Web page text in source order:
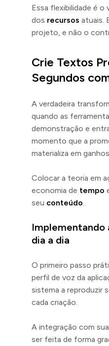
Essa flexibilidade é o
dos recursos atuais.
projeto, e não o
Crie Textos
Segundos
A verdadeira
quando as
demonstração e
momento que a
materializa em ganhos
Colocar a teoria em
economia de tempo
seu conteúdo
dia a dia
O primeiro passo
perfil de voz da
sistema a reproduzir
cada criação.
A integração com
ser feita de forma